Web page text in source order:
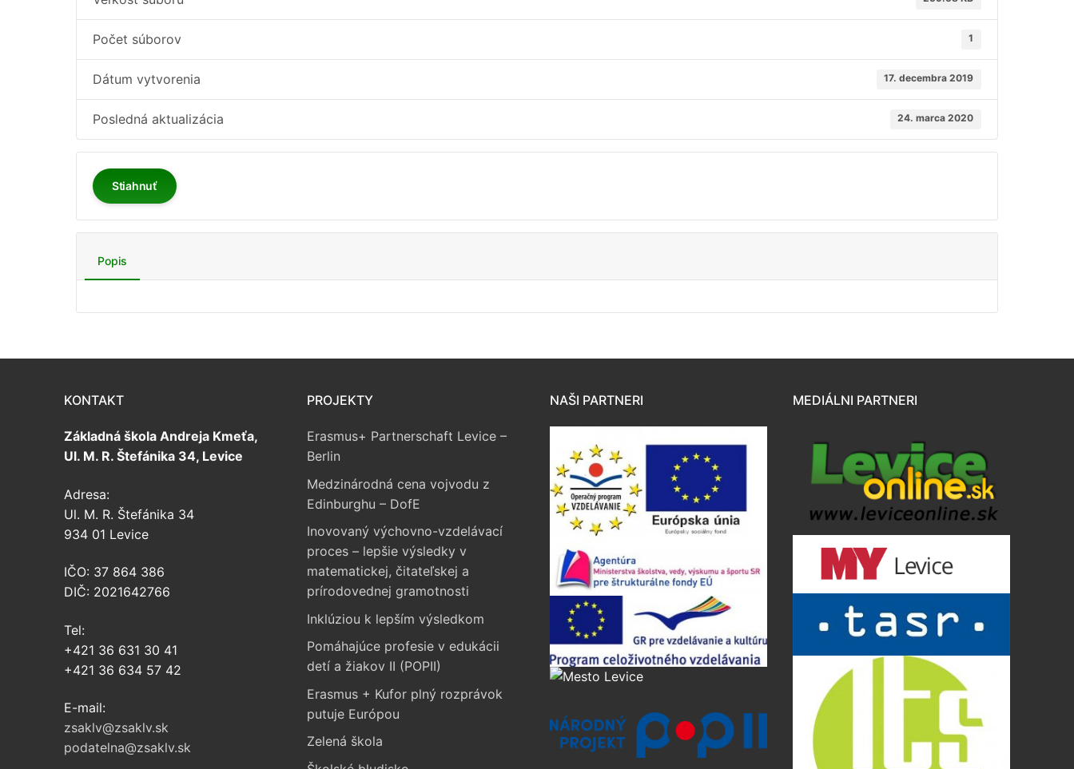
Počet súborov 1
Dátum vytvorenia 17. decembra 2019
Posledná aktualizácia 24. marca 2020
Stiahnuť
Popis
KONTAKT
Základná škola Andreja Kmeťa,
Ul. M. R. Štefánika 34, Levice
Adresa:
Ul. M. R. Štefánika 34
934 01 Levice
IČO: 37 864 386
DIČ: 2021642766
Tel:
+421 36 631 30 41
+421 36 634 57 42
E-mail:
zsaklv@zsaklv.sk
podatelna@zsaklv.sk
PROJEKTY
Erasmus+ Partnerschaft Levice –
Berlin
Medzinárodná cena vojvodu z
Edinburghu – DofE
Inovovaný výchovno-vzdelávací
proces – lepšie výsledky v
matematickej, čitateľskej a
prírodovednej gramotnosti
Inklúziou k lepším výsledkom
Pomáhajúce profesie v edukácii
detí a žiakov II (POPII)
Erasmus + Kufor plný rozprávok
putuje Európou
Zelená škola
NAŠI PARTNERI MEDIÁLNI PARTNERI